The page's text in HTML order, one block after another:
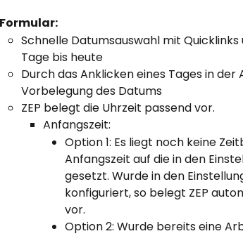
Formular:
Schnelle Datumsauswahl mit
Tage bis heute
Durch das Anklicken eines Tages in
Vorbelegung des Datums
ZEP belegt die Uhrzeit passend vor.
Anfangszeit:
Option 1: Es liegt noch keine
Anfangszeit auf die in den
gesetzt. Wurde in den
konfiguriert, so belegt ZEP
vor.
Option 2: Wurde bereits eine